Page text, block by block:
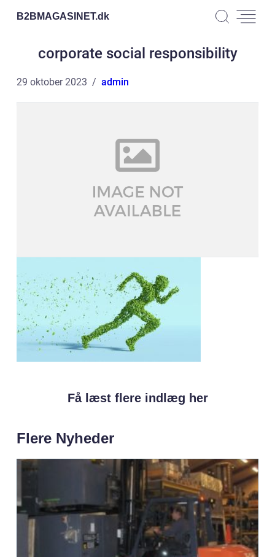
B2BMAGASINET.dk
corporate social responsibility
29 oktober 2023 admin
Få læst flere indlæg her
Flere Nyheder